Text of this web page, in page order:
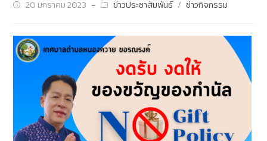
20 มกราคม 2023 ข่าวประชาสัมพันธ์ / ข่าวกิจกรรม